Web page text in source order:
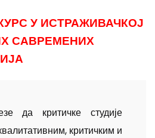
У ИСТРАЖИВАЧКОЈ
САВРЕМЕНИХ
да критичке студије
критичким и